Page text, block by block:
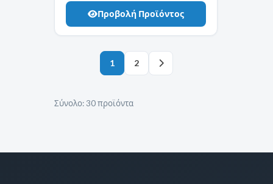
Προβολή Προϊόντος
1 2
Σύνολο:30 προϊόντα